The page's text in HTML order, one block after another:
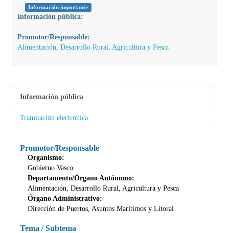
Información importante
Información pública:
Promotor/Responsable:
Alimentación, Desarrollo Rural, Agricultura y Pesca
Información pública
Tramitación electrónica
Promotor/Responsable
Organismo:
Gobierno Vasco
Departamento/Órgano Autónomo:
Alimentación, Desarrollo Rural, Agricultura y Pesca
Órgano Administrativo:
Dirección de Puertos, Asuntos Marítimos y Litoral
Tema / Subtema